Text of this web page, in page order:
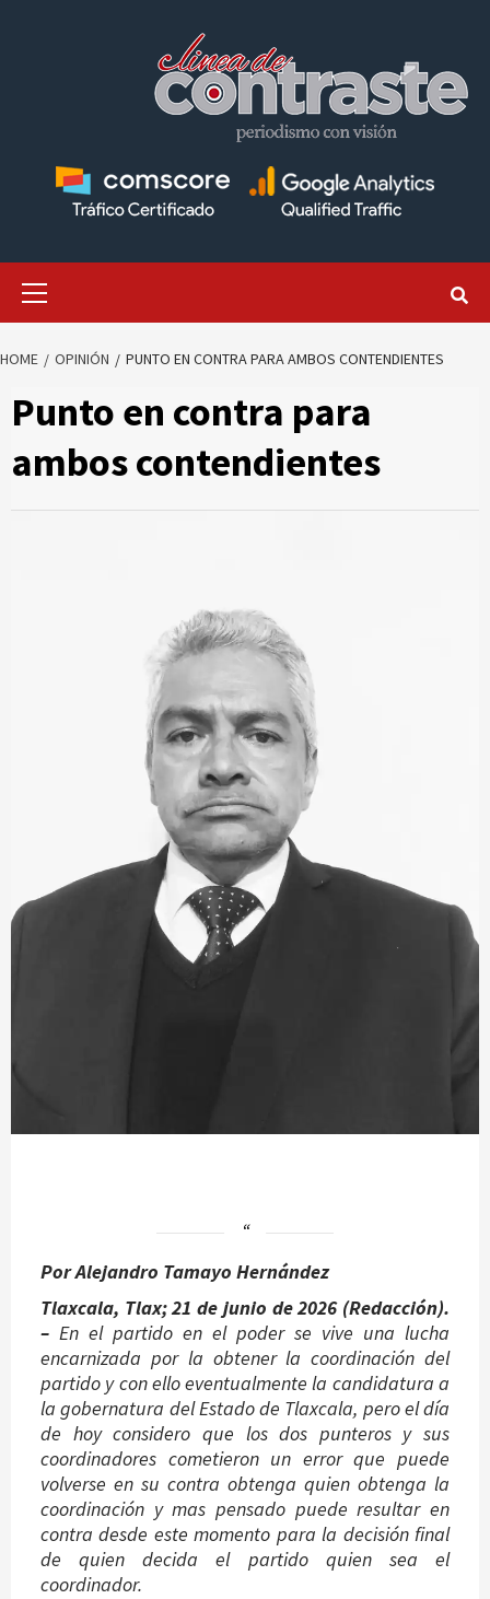
HOME OPINIÓN PUNTO EN CONTRA PARA AMBOS CONTENDIENTES
Punto en contra para
ambos contendientes
Por Alejandro Tamayo Hernández
Tlaxcala, Tlax; 21 de junio de 2026 (Redacción).
– En el partido en el poder se vive una lucha
encarnizada por la obtener la coordinación del
partido y con ello eventualmente la candidatura a
la gobernatura del Estado de Tlaxcala, pero el día
de hoy considero que los dos punteros y sus
coordinadores cometieron un error que puede
volverse en su contra obtenga quien obtenga la
coordinación y mas pensado puede resultar en
contra desde este momento para la decisión final
de quien decida el partido quien sea el
coordinador.